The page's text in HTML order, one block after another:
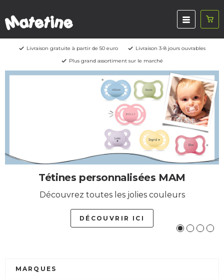
Livraison gratuite à partir de 50 euro
Livraison 3-8 jours ouvrables
Plus grand assortiment sur le marché
Tétines personnalisées MAM
Découvrez toutes les jolies couleurs
DÉCOUVRIR ICI
MARQUES